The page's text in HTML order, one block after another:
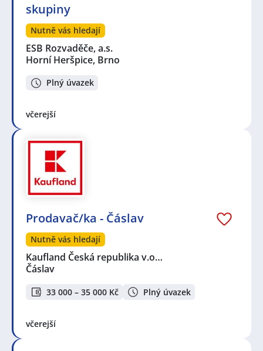
skupiny
Nutně vás hledají
ESB Rozvaděče, a.s.
Horní Heršpice, Brno
Plný úvazek
včerejší
Prodavač/ka - Čáslav
Nutně vás hledají
Kaufland Česká republika v.o…
Čáslav
33 000 – 35 000 Kč Plný úvazek
včerejší